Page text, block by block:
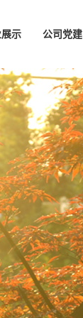
示 公司党建